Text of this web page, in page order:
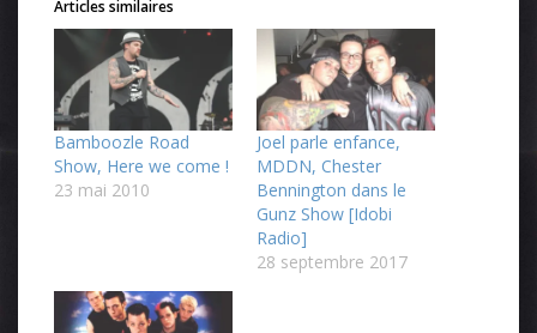
Articles similaires
Bamboozle Road
Show, Here we come !
23 mai 2010
Joel parle enfance,
MDDN, Chester
Bennington dans le
Gunz Show [Idobi
Radio]
28 septembre 2017